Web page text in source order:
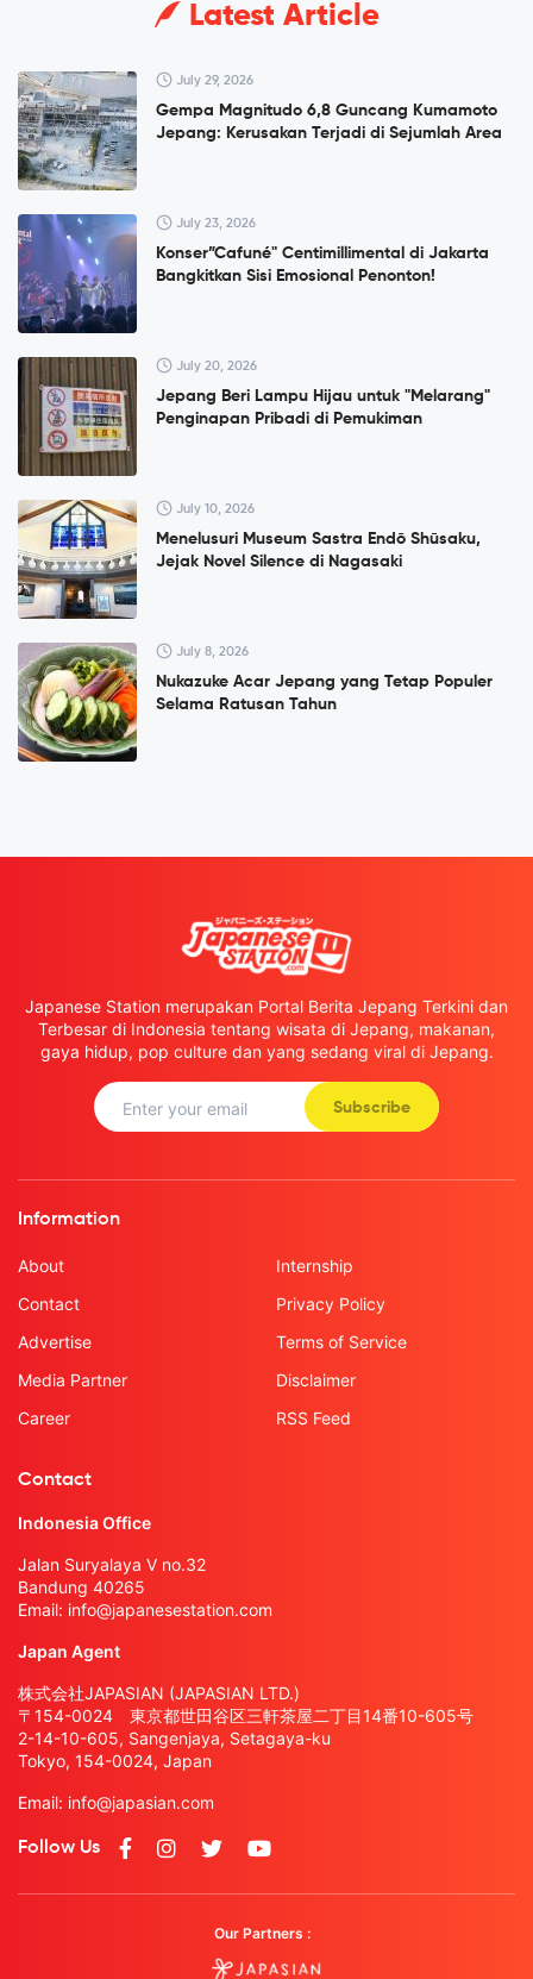
Latest Article
July 29, 2026
Gempa Magnitudo 6,8 Guncang Kumamoto
Jepang: Kerusakan Terjadi di Sejumlah Area
July 23, 2026
Konser”Cafuné" Centimillimental di Jakarta
Bangkitkan Sisi Emosional Penonton!
July 20, 2026
Jepang Beri Lampu Hijau untuk "Melarang"
Penginapan Pribadi di Pemukiman
July 10, 2026
Menelusuri Museum Sastra Endō Shūsaku,
Jejak Novel Silence di Nagasaki
July 8, 2026
Nukazuke Acar Jepang yang Tetap Populer
Selama Ratusan Tahun
Japanese Station merupakan Portal Berita Jepang Terkini dan
Terbesar di Indonesia tentang wisata di Jepang, makanan,
gaya hidup, pop culture dan yang sedang viral di Jepang.
Subscribe
Information
About
Contact
Advertise
Media Partner
Career
Internship
Privacy Policy
Terms of Service
Disclaimer
RSS Feed
Contact
Indonesia Office
Jalan Suryalaya V no.32
Bandung 40265
Email: info@japanesestation.com
Japan Agent
株式会社JAPASIAN (JAPASIAN LTD.)
〒154-0024 東京都世田谷区三軒茶屋二丁目14番10-605号
2-14-10-605, Sangenjaya, Setagaya-ku
Tokyo, 154-0024, Japan
Email: info@japasian.com
Follow Us
Our Partners :